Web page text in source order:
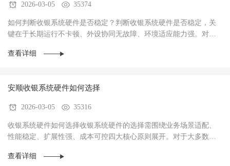
2026-03-05 35374
如何判断收银系统硬件是否稳定？判断收银系统硬件是否稳定，关
键在于‌长期运行不卡顿、外设协同无故障、环境适应能力强‌。对于
查看详细
安顺收银系统硬件如何选择
2026-03-05 35316
收银系统硬件如何选择收银系统硬件的选择需围绕‌业务场景适配、
性能稳定、扩展性强、成本可控‌四大核心原则展开。对于大多数商
查看详细